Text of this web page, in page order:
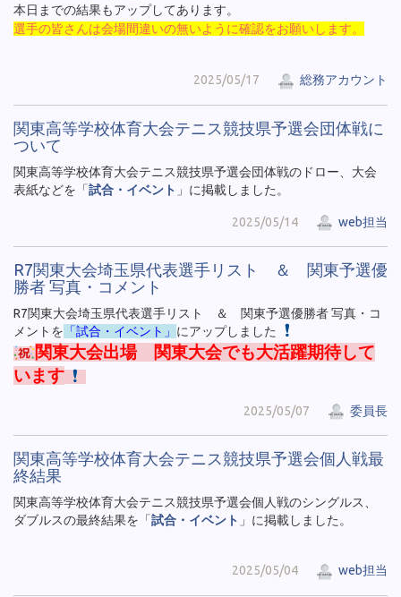
本日までの結果もアップしてあります。
選手の皆さんは会場間違いの無いように確認をお願いします。
2025/05/17 総務アカウント
関東高等学校体育大会テニス競技県予選会団体戦に
ついて
関東高等学校体育大会テニス競技県予選会団体戦のドロー、大会
表紙などを「試合・イベント 」に掲載しました。
2025/05/14 web担当
R7関東大会埼玉県代表選手リスト ＆ 関東予選優
勝者 写真・コメント
R7関東大会埼玉県代表選手リスト ＆ 関東予選優勝者 写真・コ
メントを 「試合・イベント」 にアップしました
関東大会出場 関東大会でも大活躍期待して
います
2025/05/07 委員長
関東高等学校体育大会テニス競技県予選会個人戦最
終結果
関東高等学校体育大会テニス競技県予選会個人戦のシングルス、
ダブルスの最終結果を「試合・イベント 」に掲載しました。
2025/05/04 web担当